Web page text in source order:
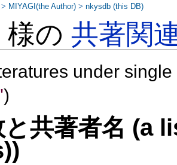
様の共著関
under
)
と共著者名 (a
> MIYAGI(the Author) >nkysdb (this DB)